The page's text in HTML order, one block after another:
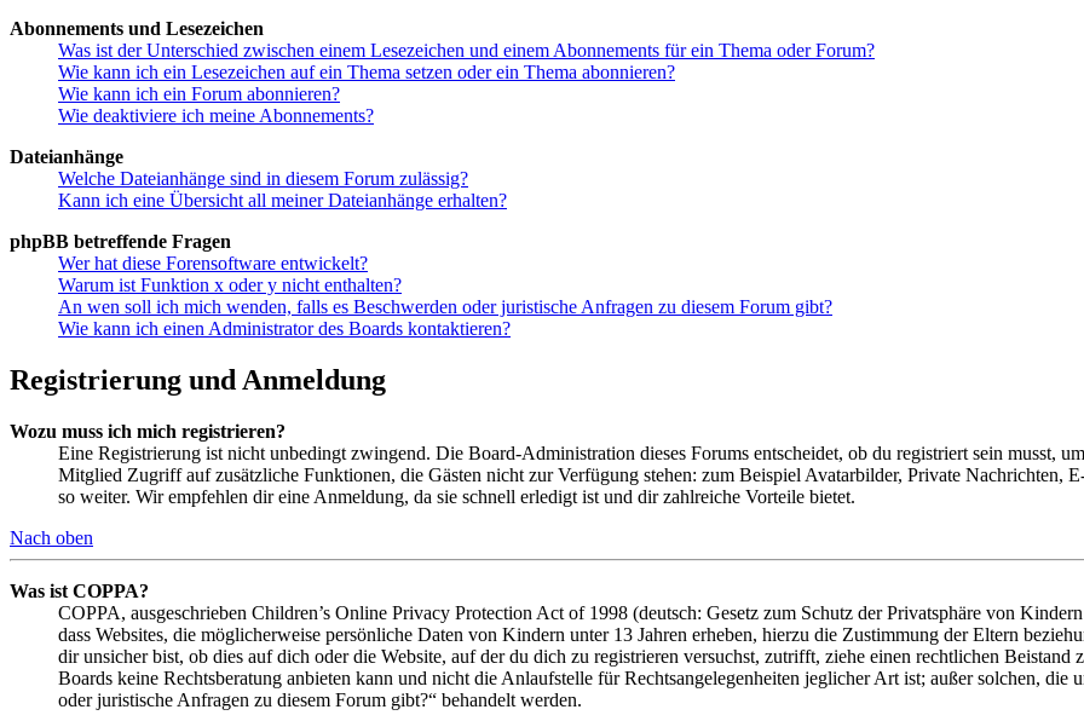
Abonnements und Lesezeichen
Was ist der Unterschied zwischen einem Lesezeichen und einem Abonnements für ein Thema oder Forum?
Wie kann ich ein Lesezeichen auf ein Thema setzen oder ein Thema abonnieren?
Wie kann ich ein Forum abonnieren?
Wie deaktiviere ich meine Abonnements?
Dateianhänge
Welche Dateianhänge sind in diesem Forum zulässig?
Kann ich eine Übersicht all meiner Dateianhänge erhalten?
phpBB betreffende Fragen
Wer hat diese Forensoftware entwickelt?
Warum ist Funktion x oder y nicht enthalten?
An wen soll ich mich wenden, falls es Beschwerden oder juristische Anfragen zu diesem Forum gibt?
Wie kann ich einen Administrator des Boards kontaktieren?
Registrierung und Anmeldung
Wozu muss ich mich registrieren?
Eine Registrierung ist nicht unbedingt zwingend. Die Board-Administration dieses Forums entscheidet, ob du registriert sein musst,
Mitglied Zugriff auf zusätzliche Funktionen, die Gästen nicht zur Verfügung stehen: zum Beispiel Avatarbilder, Private Nachrichten,
so weiter. Wir empfehlen dir eine Anmeldung, da sie schnell erledigt ist und dir zahlreiche Vorteile bietet.
Nach oben
Was ist COPPA?
COPPA, ausgeschrieben Children’s Online Privacy Protection Act of 1998 (deutsch: Gesetz zum Schutz der Privatsphäre von
dass Websites, die möglicherweise persönliche Daten von Kindern unter 13 Jahren erheben, hierzu die Zustimmung der Eltern
dir unsicher bist, ob dies auf dich oder die Website, auf der du dich zu registrieren versuchst, zutrifft, ziehe einen rechtlichen
Boards keine Rechtsberatung anbieten kann und nicht die Anlaufstelle für Rechtsangelegenheiten jeglicher Art ist; außer solchen,
oder juristische Anfragen zu diesem Forum gibt?“ behandelt werden.